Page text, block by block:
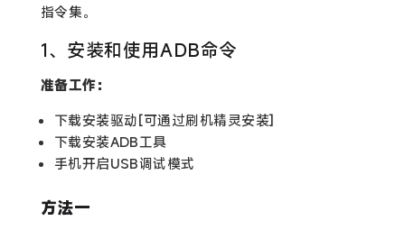
指令集。
1、安装和使用ADB命令
准备工作：
下载安装驱动[可通过刷机精灵安装]
下载安装ADB工具
手机开启USB调试模式
方法一